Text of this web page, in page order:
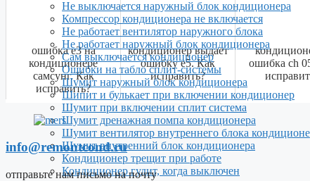
Не выключается наружный блок кондиционера
Компрессор кондиционера не включается
Не работает вентилятор наружного блока
Не работает наружный блок кондиционера
Сам выключается кондиционер
Ошибки на табло сплит-системы
Шумит наружный блок кондиционера
Шипит и булькает при включении кондиционер
Шумит при включении сплит система
Шумит дренажная помпа кондиционера
Шумит вентилятор внутреннего блока
Шумит внутренний блок кондиционера
Кондиционер трещит при работе
Кондиционер гудит, когда выключен
ошибка е3 на
кондиционере
самсунг. Как
исправить?
кондиционер выдает
ошибку е5. Как
исправить?
ошибка ch
info@remontcond.ru
отправьте нам письмо на почту